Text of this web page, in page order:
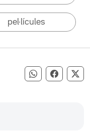
pel·lícules
Compartir